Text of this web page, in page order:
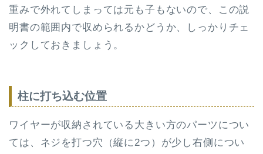
重みで外れてしまっては元も子もないので、この説
明書の範囲内で収められるかどうか、しっかりチェ
ックしておきましょう。
柱に打ち込む位置
ワイヤーが収納されている大きい方のパーツについ
ては、ネジを打つ穴（縦に2つ）が少し右側につい